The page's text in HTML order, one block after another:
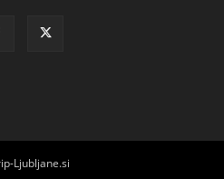
Ljubljane.si